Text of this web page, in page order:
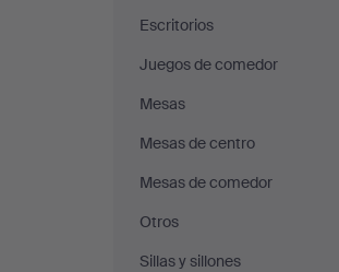
sala
en
Stockholms
Auktionsverk
Helsingborg
Escritorios
Juegos de comedor
Mesas
Mesas de centro
Mesas de comedor
Otros
Sillas y sillones